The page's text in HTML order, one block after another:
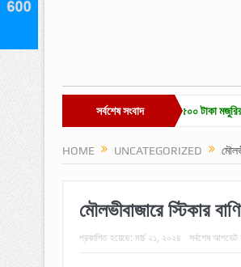
সর্বশেষ সংবাদ
নির্বাচন ও দৈনিক ৫০০ টাকা মজুরির দাবিতে সমাবেশ ও
HOME UNCATEGORIZED
মৌলভীবাজারে স্টিকার
প্রকাশিত হয়েছে: মার্চ ২১, ২০২৪ সর্বশেষ আপডেট